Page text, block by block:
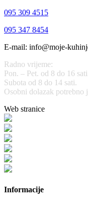
095 309 4515
095 347 8454
E-mail: info@moje-
Radno vrijeme:
Pon. – Pet. od 8 do 16
Subota od 8 do 14 sati.
Osobni dolazak potrebno
Web stranice
Informacije